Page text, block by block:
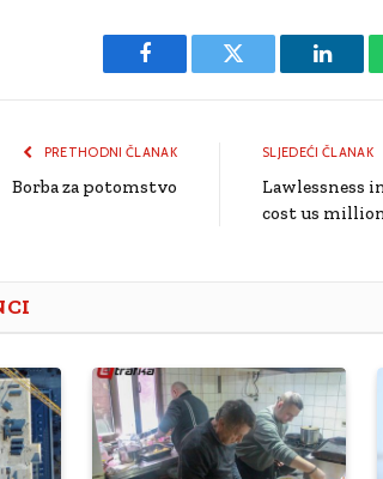
Facebook Twitter
PRETHODNI ČLANAK
Borba za potomstvo
SLJEDEĆI ČLANAK
Lawlessness
cost us